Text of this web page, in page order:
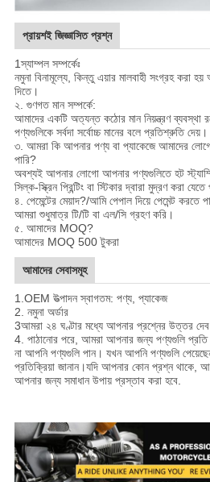
প্রায়শই জিজ্ঞাসিত প্রশ্ন
1স্যাম্পল সম্পর্কেঃ
নমুনা বিনামূল্যে, কিন্তু এয়ার মালবাহী সংগ্রহ করা
দিতে।
২. গুণগত মান সম্পর্কে:
আমাদের একটি অত্যন্ত কঠোর মান নিয়ন্ত্রণ ব্যবস্থা
পণ্যগুলিকে সর্বদা সর্বোচ্চ মানের বলে প্রতিশ্রুতি দেয়।
৩. আমরা কি আপনার পণ্য বা প্যাকেজে আমাদের
পারি?
অবশ্যই আপনার লোগো আপনার পণ্যগুলিতে হট
সিল্ক-স্ক্রিন প্রিন্টিং বা স্টিকার দ্বারা মুদ্রণ করা যেতে
৪. পেমেন্টের মেয়াদ?/আমি পেপাল দিয়ে পেমেন্ট করতে
আমরা শুধুমাত্র টি/টি বা এল/সি গ্রহণ করি।
৫. আমাদের MOQ?
আমাদের MOQ 500 টুকরা
আমাদের সেবাসমূহ
1. OEM উত্পাদন স্বাগতম: পণ্য, প্যাকেজ
2. নমুনা অর্ডার
3আমরা ২৪ ঘণ্টার মধ্যে আপনার প্রশ্নের উত্তর
4. পাঠানোর পরে, আমরা আপনার জন্য পণ্যগুলি প্রতি
না আপনি পণ্যগুলি পান। যখন আপনি পণ্যগুলি
প্রতিক্রিয়া জানান।যদি আপনার কোন প্রশ্ন থাকে,
আপনার জন্য সমাধান উপায় প্রস্তাব করা হবে.